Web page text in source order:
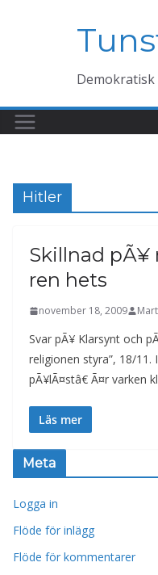
Demokratisk
Hitler
Skillnad
ren hets
november 18, 2009
Svar pÃ¥ Klarsynt och
religionen styra”, 18/
pÃ¥lÃ¤stâ€ Ã¤r varken
Läs mer
Meta
Logga in
Flöde för inlägg
Flöde för kommentarer